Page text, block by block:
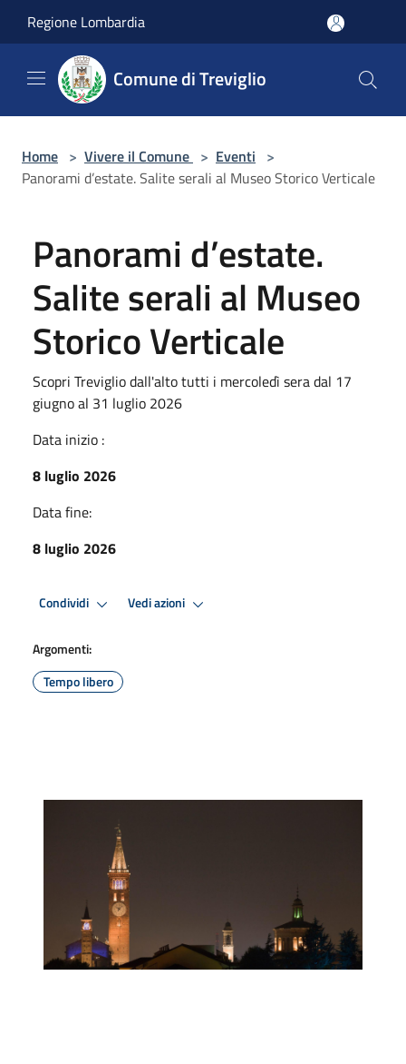
Regione Lombardia
Comune di Treviglio
Home > Vivere il Comune > Eventi >
Panorami d’estate. Salite serali al Museo Storico Verticale
Panorami d’estate.
Salite serali al Museo
Storico Verticale
Scopri Treviglio dall'alto tutti i mercoledì sera dal 17
giugno al 31 luglio 2026
Data inizio :
8 luglio 2026
Data fine:
8 luglio 2026
Condividi Vedi azioni
Argomenti:
Tempo libero